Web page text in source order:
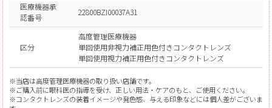
医療機器承
認番号
22800BZI00037A31
区分
高度管理医療機器
単回使用非視力補正用色付きコンタクトレンズ
単回使用視力補正用色付きコンタクトレンズ
※当店は高度管理医療機器の取り扱い店舗です。
※ご購入前に眼科医の指導を受け、正しい用法・ケアのもと、ご使用ください。
※コンタクトレンズの装着イメージや発色感、与える印象などには個人差がございま